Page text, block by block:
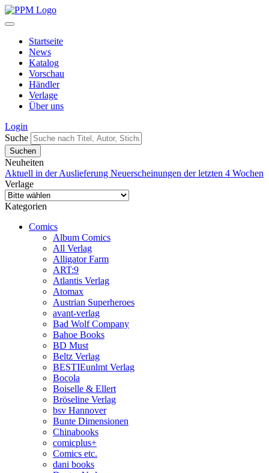
Startseite
News
Katalog
Vorschau
Händler
Verlage
Über uns
Login
Suche
Neuheiten
Aktuell in der Auslieferung Neuerscheinungen der letzten 4 Wochen
Verlage
Kategorien
Comics
Album Comics
All Verlag
Alligator Farm
ART:9
Atlantis Verlag
Atomax
Austrian Superheroes
avant-verlag
Bad Wolf Company
Bahoe Books
BD Must
Beltz Verlag
BESTIEunlmt Verlag
Bocola
Boiselle & Ellert
Bröseline Verlag
bsv Hannover
Bunte Dimensionen
Chinabooks
comicplus+
Comics etc.
dani books